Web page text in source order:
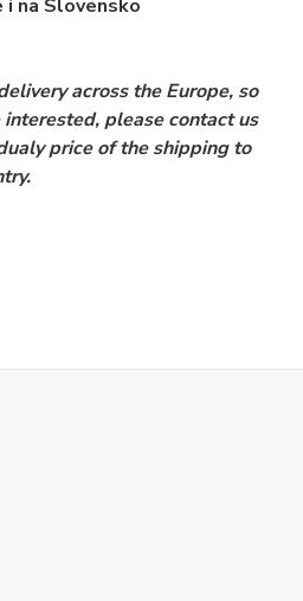
i na Slovensko
across the Europe, so
interested, please contact us
price of the shipping to